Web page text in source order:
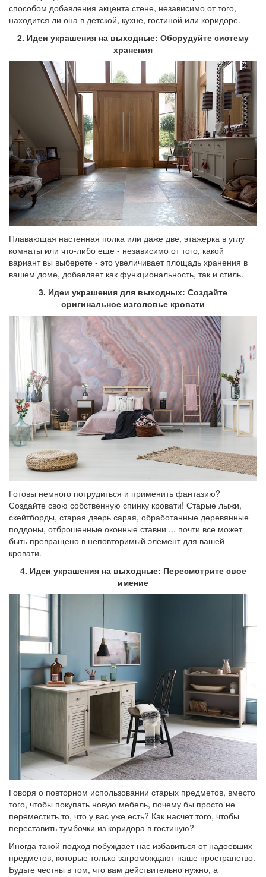
способом добавления акцента стене, независимо от того,
находится ли она в детской, кухне, гостиной или коридоре.
2. Идеи украшения на выходные: Оборудуйте систему
хранения
Плавающая настенная полка или даже две, этажерка в углу
комнаты или что-либо еще - независимо от того, какой
вариант вы выберете - это увеличивает площадь хранения в
вашем доме, добавляет как функциональность, так и стиль.
3. Идеи украшения для выходных: Создайте
оригинальное изголовье кровати
Готовы немного потрудиться и применить фантазию?
Создайте свою собственную спинку кровати! Старые лыжи,
скейтборды, старая дверь сарая, обработанные деревянные
поддоны, отброшенные оконные ставни ... почти все может
быть превращено в неповторимый элемент для вашей
кровати.
4. Идеи украшения на выходные: Пересмотрите свое
имение
Говоря о повторном использовании старых предметов, вместо
того, чтобы покупать новую мебель, почему бы просто не
переместить то, что у вас уже есть? Как насчет того, чтобы
переставить тумбочки из коридора в гостиную?
Иногда такой подход побуждает нас избавиться от надоевших
предметов, которые только загромождают наше пространство.
Будьте честны в том, что вам действительно нужно, а